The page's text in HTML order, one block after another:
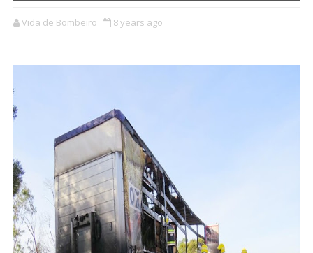
Vida de Bombeiro 8 years ago